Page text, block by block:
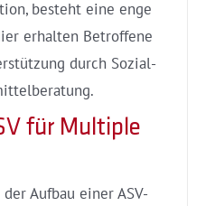
besteht eine enge
erhalten Betroffene
durch Sozial-
für Multiple
Aufbau einer ASV-